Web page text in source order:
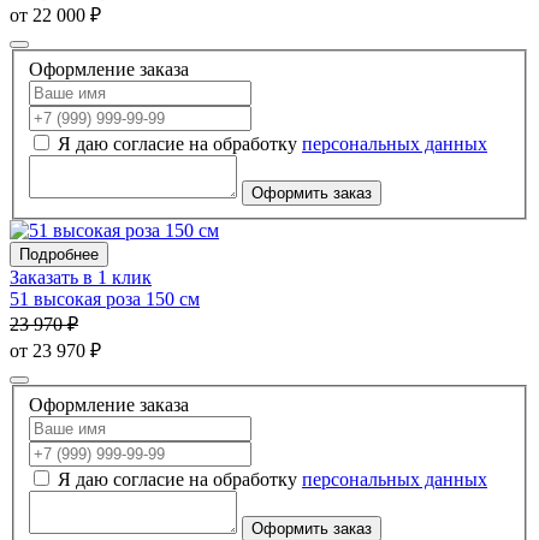
от 22 000 ₽
Оформление заказа
Я даю согласие на обработку персональных данных
Оформить заказ
Подробнее
Заказать в 1 клик
51 высокая роза 150 см
23 970 ₽
от 23 970 ₽
Оформление заказа
Я даю согласие на обработку персональных данных
Оформить заказ